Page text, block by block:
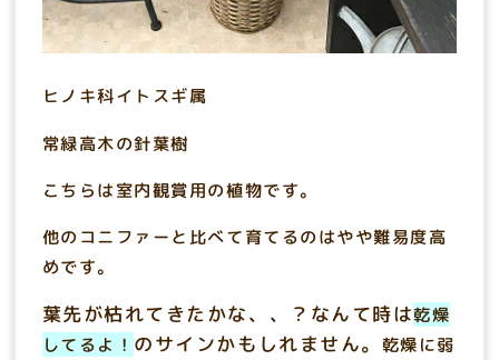
ヒノキ科イトスギ属
常緑高木の針葉樹
こちらは室内観賞用の植物です。
他のコニファーと比べて育てるのはやや難易度高
めです。
葉先が枯れてきたかな、、？なんて時は乾燥
してるよ！ のサインかもしれません。 乾燥に弱